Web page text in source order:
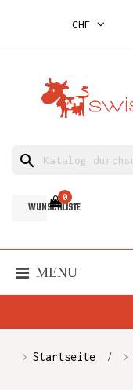
CHF
search
WUNSCHLISTE
0
MENU
Startseite